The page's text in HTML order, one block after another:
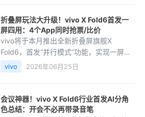
折叠屏玩法大升级！vivo X Fold6首发一
屏四用：4个App同时抢票/比价
vivo将于本月推出全新折叠屏旗舰X
Fold6，首发“并行模式”功能，实现一屏四
用，单块大屏可同时运行4个独立App，所
有窗口均为前台可操作，无后台休眠。用
vivo 2026年06月25日
会议神器！vivo X Fold6行业首发AI分角
色总结：开会不必再带录音笔